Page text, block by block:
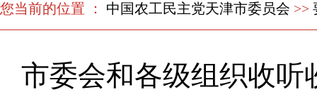
您当前的位置 ： 中国农工民主党天津市委员会 >>
市委会和各级组织收听